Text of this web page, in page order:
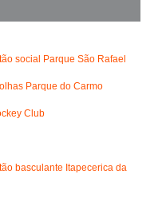
social Parque São Rafael
Parque do Carmo
Club
basculante Itapecerica da